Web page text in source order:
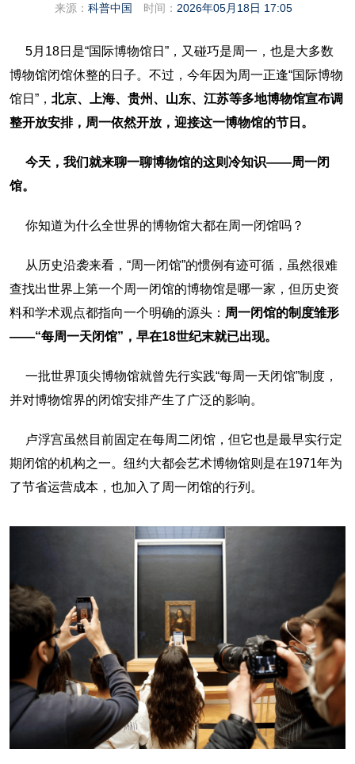
来源： 科普中国 时间： 2026年05月18日 17:05
5月18日是“国际博物馆日”， 又碰巧是周一，也是大多数
博物馆闭馆休整的日子。不过，今年因为周一正逢“国际博物
馆日”， 北京、上海、贵州、山东、江苏等多地博物馆宣布调
整开放安排，周一依然开放，迎接这一博物馆的节日。
今天，我们就来聊一聊博物馆的这则冷知识——周一闭
馆。
你知道为什么全世界的博物馆大都在周一闭馆吗？
从历史沿袭来看，“周一闭馆”的惯例有迹可循，虽然很难
查找出世界上第一个周一闭馆的博物馆是哪一家，但历史资
料和学术观点都指向一个明确的源头： 周一闭馆的制度雏形
——“每周一天闭馆”，早在18世纪末就已出现。
一批世界顶尖博物馆就曾先行实践“每周一天闭馆”制度，
并对博物馆界的闭馆安排产生了广泛的影响。
卢浮宫虽然目前固定在每周二闭馆，但它也是最早实行定
期闭馆的机构之一。纽约大都会艺术博物馆则是在1971年为
了节省运营成本，也加入了周一闭馆的行列。